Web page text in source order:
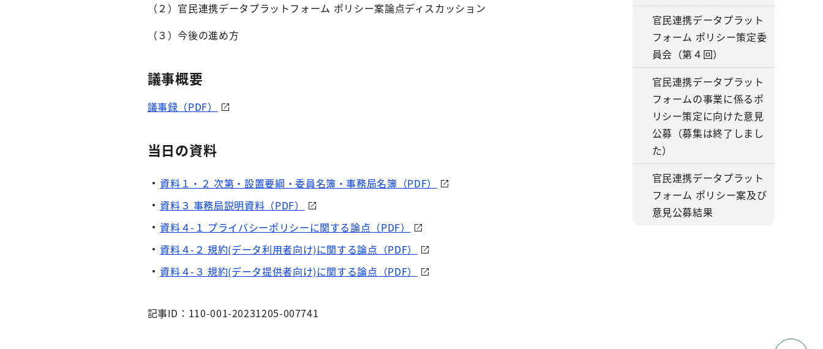
（２）官民連携データプラットフォーム ポリシー案論点ディスカッション
（３）今後の進め方
議事概要
議事録（PDF）
当日の資料
資料１・２ 次第・設置要綱・委員名簿・事務局名簿（PDF）
資料３ 事務局説明資料（PDF）
資料４-１ プライバシーポリシーに関する論点（PDF）
資料４-２ 規約(データ利用者向け)に関する論点（PDF）
資料４-３ 規約(データ提供者向け)に関する論点（PDF）
記事ID：110-001-20231205-007741
官民連携データプラット
フォーム ポリシー策定委
員会（第４回）
官民連携データプラット
フォームの事業に係るポ
リシー策定に向けた意見
公募（募集は終了しまし
た）
官民連携データプラット
フォーム ポリシー案及び
意見公募結果